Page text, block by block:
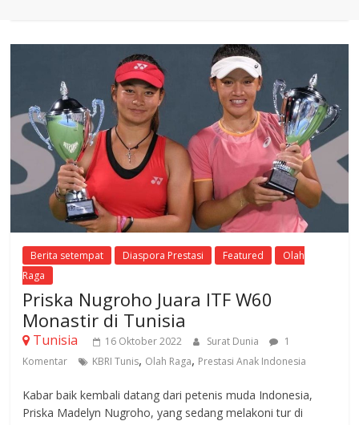
Berita setempat Diaspora Prestasi Featured
Olah
Raga
Priska Nugroho Juara ITF W60
Monastir di Tunisia
Tunisia 16 Oktober 2022 Surat Dunia
1
Komentar
KBRI Tunis, Olah Raga, Prestasi Anak Indonesia
Kabar baik kembali datang dari petenis muda Indonesia,
Priska Madelyn Nugroho, yang sedang melakoni tur di